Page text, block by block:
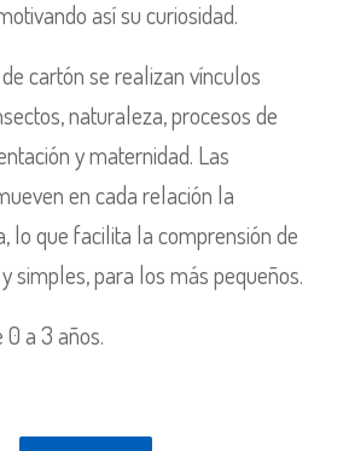
así su curiosidad.
cartón se realizan vínculos
naturaleza, procesos de
y maternidad. Las
en cada relación la
lo que facilita la comprensión de
simples, para los más pequeños.
0 a 3 años.